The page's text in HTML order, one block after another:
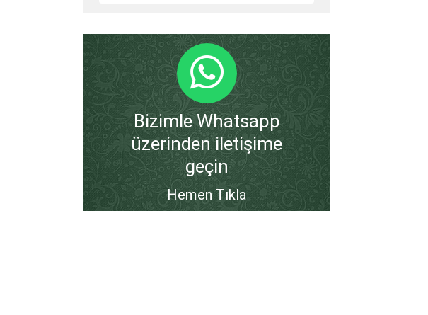
Bizimle Whatsapp
üzerinden iletişime
geçin
Hemen Tıkla